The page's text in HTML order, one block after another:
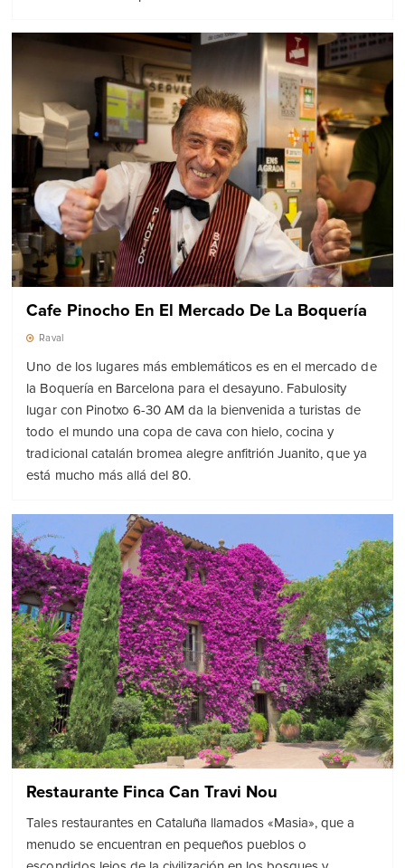
Cafe Pinocho En El Mercado De La Boquería
Raval
Uno de los lugares más emblemáticos es en el mercado de
la Boquería en Barcelona para el desayuno. Fabulosity
lugar con Pinotxo 6-30 AM da la bienvenida a turistas de
todo el mundo una copa de cava con hielo, cocina y
tradicional catalán bromea alegre anfitrión Juanito, que ya
está mucho más allá del 80.
Restaurante Finca Can Travi Nou
Tales restaurantes en Cataluña llamados «Masia», que a
menudo se encuentran en pequeños pueblos o